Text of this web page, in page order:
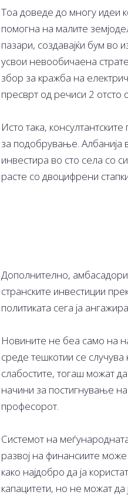
Тоа доведе до многу идеи
помогна на малите
пазари, создавајќи бум во
усвои невообичаена
збор за кражба на
пресврт од речиси 2 отсто
Исто така,
за подобрување. Албанија
инвестира во сто села со
расте со двоцифрени
Дополнително,
странските инвестиции
политиката сега ја
Новините не беа само на
среде тешкотии се случува
слабостите, тогаш можат
начини за постигнување
професорот.
Системот на
развој на финансиите
како најдобро да ја
капацитети, но не можат да